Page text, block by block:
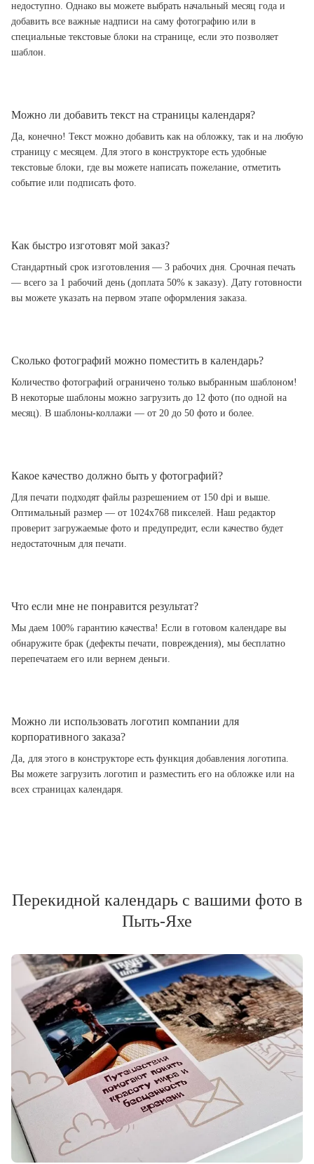
недоступно. Однако вы можете выбрать начальный месяц года и
добавить все важные надписи на саму фотографию или в
специальные текстовые блоки на странице, если это позволяет
шаблон.
Можно ли добавить текст на страницы календаря?
Да, конечно! Текст можно добавить как на обложку, так и на любую
страницу с месяцем. Для этого в конструкторе есть удобные
текстовые блоки, где вы можете написать пожелание, отметить
событие или подписать фото.
Как быстро изготовят мой заказ?
Стандартный срок изготовления — 3 рабочих дня. Срочная печать
— всего за 1 рабочий день (доплата 50% к заказу). Дату готовности
вы можете указать на первом этапе оформления заказа.
Сколько фотографий можно поместить в календарь?
Количество фотографий ограничено только выбранным шаблоном!
В некоторые шаблоны можно загрузить до 12 фото (по одной на
месяц). В шаблоны-коллажи — от 20 до 50 фото и более.
Какое качество должно быть у фотографий?
Для печати подходят файлы разрешением от 150 dpi и выше.
Оптимальный размер — от 1024x768 пикселей. Наш редактор
проверит загружаемые фото и предупредит, если качество будет
недостаточным для печати.
Что если мне не понравится результат?
Мы даем 100% гарантию качества! Если в готовом календаре вы
обнаружите брак (дефекты печати, повреждения), мы бесплатно
перепечатаем его или вернем деньги.
Можно ли использовать логотип компании для
корпоративного заказа?
Да, для этого в конструкторе есть функция добавления логотипа.
Вы можете загрузить логотип и разместить его на обложке или на
всех страницах календаря.
Перекидной календарь с вашими фото в
Пыть-Яхе